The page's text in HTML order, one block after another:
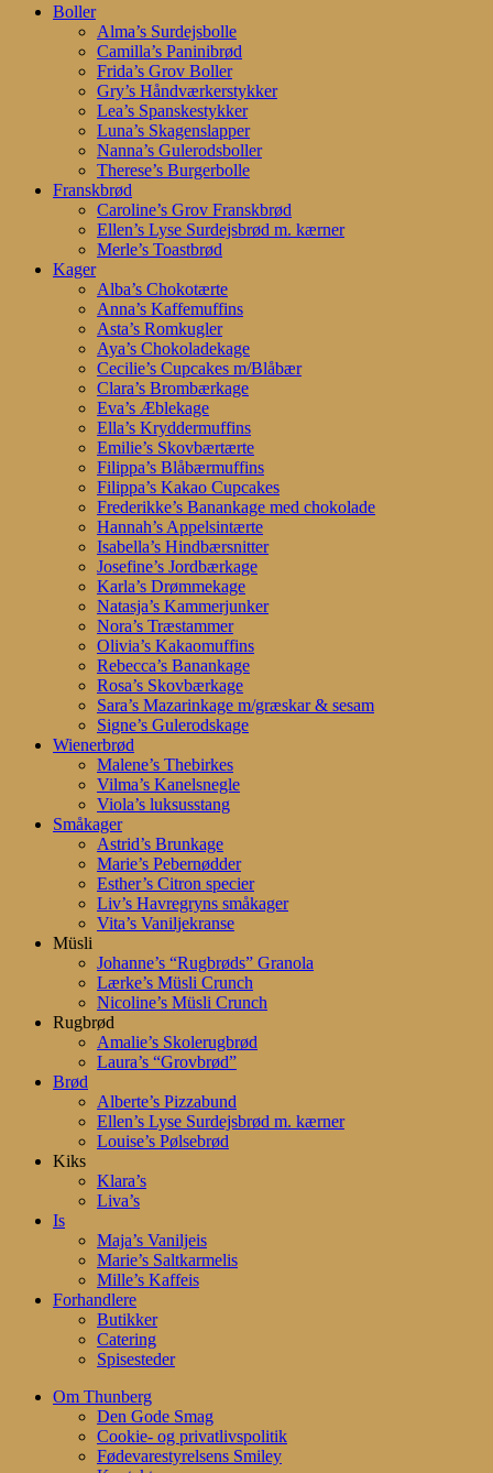
Close
Boller
Alma’s Surdejsbolle
Camilla’s Paninibrød
Frida’s Grov Boller
Gry’s Håndværkerstykker
Lea’s Spanskestykker
Luna’s Skagenslapper
Nanna’s Gulerodsboller
Therese’s Burgerbolle
Franskbrød
Caroline’s Grov Franskbrød
Ellen’s Lyse Surdejsbrød m. kærner
Merle’s Toastbrød
Kager
Alba’s Chokotærte
Anna’s Kaffemuffins
Asta’s Romkugler
Aya’s Chokoladekage
Cecilie’s Cupcakes m/Blåbær
Clara’s Brombærkage
Eva’s Æblekage
Ella’s Kryddermuffins
Emilie’s Skovbærtærte
Filippa’s Blåbærmuffins
Filippa’s Kakao Cupcakes
Frederikke’s Banankage med chokolade
Hannah’s Appelsintærte
Isabella’s Hindbærsnitter
Josefine’s Jordbærkage
Karla’s Drømmekage
Natasja’s Kammerjunker
Nora’s Træstammer
Olivia’s Kakaomuffins
Rebecca’s Banankage
Rosa’s Skovbærkage
Sara’s Mazarinkage m/græskar & sesam
Signe’s Gulerodskage
Wienerbrød
Malene’s Thebirkes
Vilma’s Kanelsnegle
Viola’s luksusstang
Småkager
Astrid’s Brunkage
Marie’s Pebernødder
Esther’s Citron specier
Liv’s Havregryns småkager
Vita’s Vaniljekranse
Müsli
Johanne’s “Rugbrøds” Granola
Lærke’s Müsli Crunch
Nicoline’s Müsli Crunch
Rugbrød
Amalie’s Skolerugbrød
Laura’s “Grovbrød”
Brød
Alberte’s Pizzabund
Ellen’s Lyse Surdejsbrød m. kærner
Louise’s Pølsebrød
Kiks
Klara’s
Liva’s
Is
Maja’s Vaniljeis
Marie’s Saltkarmelis
Mille’s Kaffeis
Forhandlere
Butikker
Catering
Spisesteder
Om Thunberg
Den Gode Smag
Cookie- og privatlivspolitik
Fødevarestyrelsens Smiley